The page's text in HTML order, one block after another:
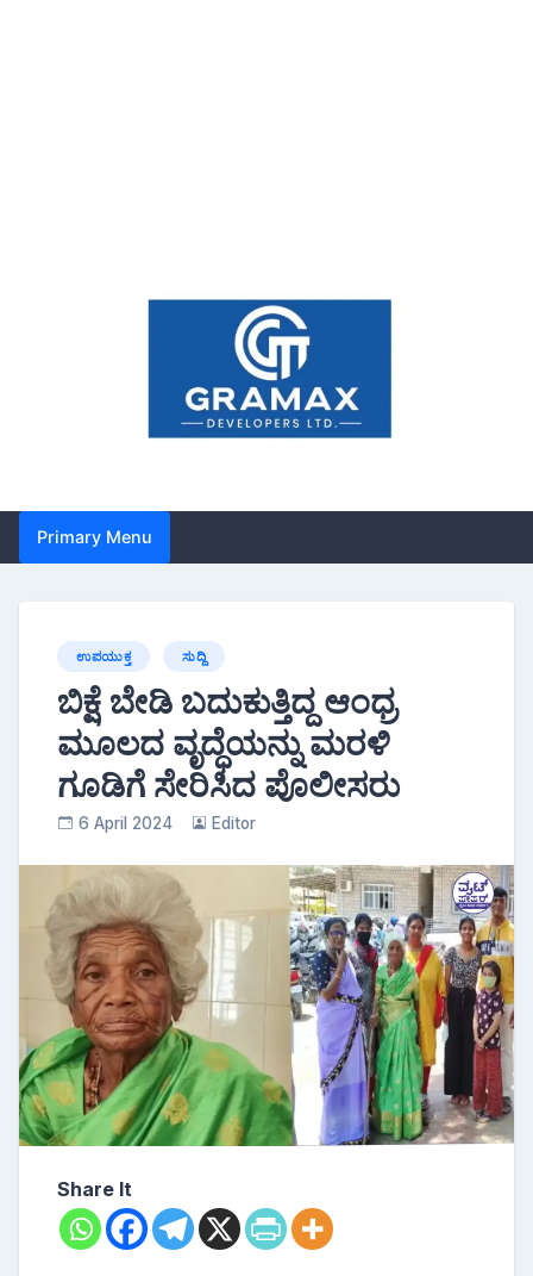
Primary Menu
ಉಪಯುಕ್ತ ಸುದ್ದಿ
ಬಿಕ್ಷೆ ಬೇಡಿ ಬದುಕುತ್ತಿದ್ದ ಆಂಧ್ರ
ಮೂಲದ ವೃದ್ಧೆಯನ್ನು ಮರಳಿ
ಗೂಡಿಗೆ ಸೇರಿಸಿದ ಪೊಲೀಸರು
6 April 2024 Editor
Share It